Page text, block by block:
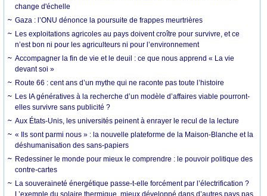
change d'échelle
Gaza : l’ONU dénonce la poursuite de frappes meurtrières
Les exploitations agricoles au pays doivent croître pour survivre, et ce
n’est bon ni pour les agriculteurs ni pour l’environnement
Accompagner la fin de vie et le deuil : ce que nous apprend « La vie
devant soi »
Route 66 : cent ans d’un mythe qui ne raconte pas toute l’histoire
Les IA génératives à la recherche d’un modèle d’affaires viable pourront-
elles survivre sans publicité ?
Aux États-Unis, les universités peinent à enrayer le recul de la lecture
« Ils sont parmi nous » : la nouvelle plateforme de la Maison-Blanche et la
déshumanisation des sans-papiers
Redessiner le monde pour mieux le comprendre : le pouvoir politique des
contre-cartes
La souveraineté énergétique passe-t-elle forcément par l’électrification ?
L’exemple du solaire thermique, mieux développé dans d’autres pays pas